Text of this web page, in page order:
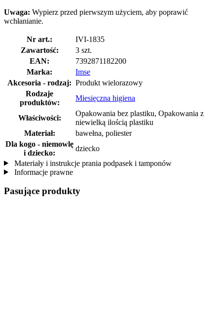
Uwaga: Wypierz przed pierwszym użyciem, aby poprawić
wchłanianie.
Nr art.:
IVI-1835
Zawartość:
3 szt.
EAN:
7392871182200
Marka:
Imse
Akcesoria - rodzaj: Produkt wielorazowy
Rodzaje
produktów:
Miesięczna higiena
Właściwości:
Opakowania bez plastiku, Opakowania z
niewielką ilością plastiku
Materiał:
bawełna, poliester
Dla kogo - niemowlę
i dziecko:
dziecko
Materiały i instrukcje prania podpasek i tamponów
Informacje prawne
Pasujące produkty